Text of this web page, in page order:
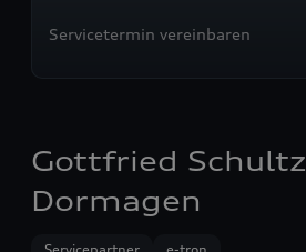
Servicetermin vereinbaren
Gottfried Schultz
Dormagen